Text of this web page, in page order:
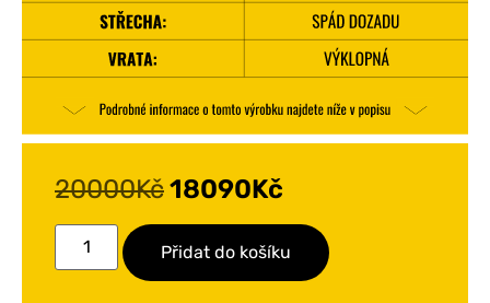
20000Kč18090Kč
Přidat do košíku